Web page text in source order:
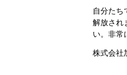
自分たち
解放され
い。非常
株式会社